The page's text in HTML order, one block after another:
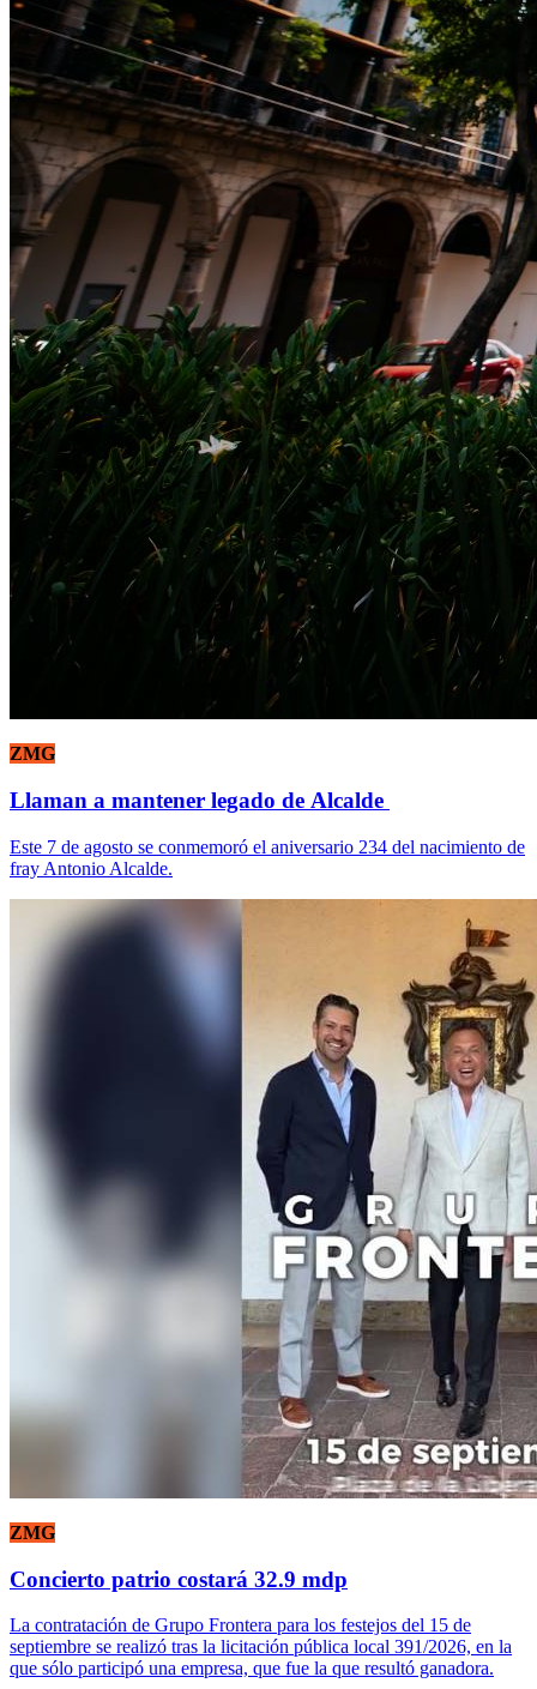
ZMG
Llaman a mantener legado de Alcalde
Este 7 de agosto se conmemoró el aniversario 234 del nacimiento de
fray Antonio Alcalde.
ZMG
Concierto patrio costará 32.9 mdp
La contratación de Grupo Frontera para los festejos del 15 de
septiembre se realizó tras la licitación pública local 391/2026, en la
que sólo participó una empresa, que fue la que resultó ganadora.